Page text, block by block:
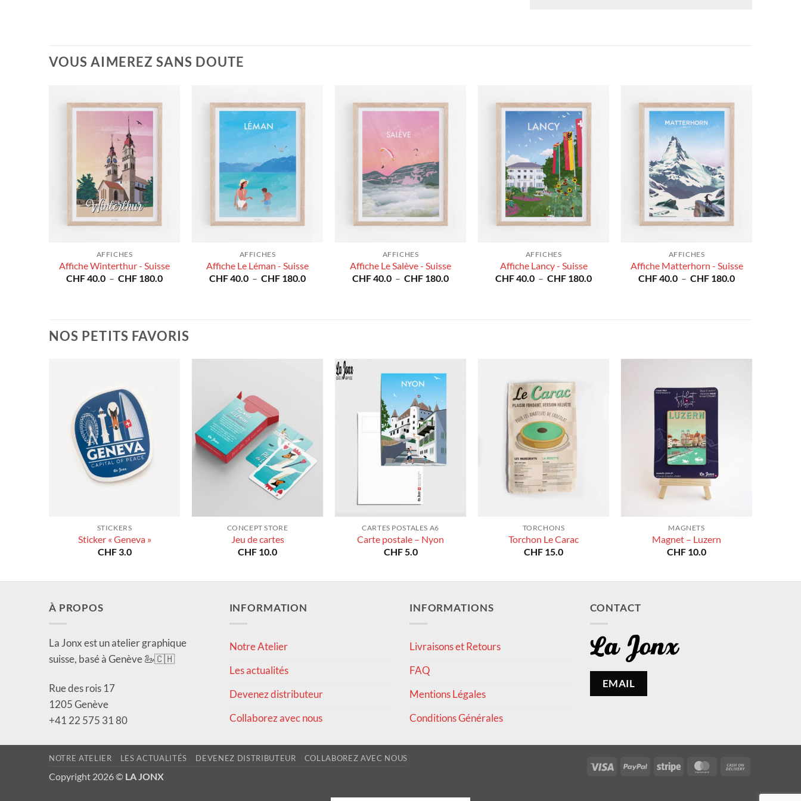
VOUS AIMEREZ SANS DOUTE
AFFICHES
Affiche Winterthur - Suisse
CHF40.0 – CHF 180.0Plage
AFFICHES
Affiche Le Léman - Suisse
CHF40.0 – CHF 180.0Plage
AFFICHES
Affiche Le Salève - Suisse
CHF40.0 – CHF 180.0Plage
AFFICHES
Affiche Lancy - Suisse
CHF40.0 – CHF 180.0Plage
AFFICHES
Affiche Matterhorn - Suisse
CHF40.0 – CHF 180.0Plage
CHF 180.0NOS PETITS FAVORIS
STICKERS
Sticker « Geneva »
CHF3.0
CONCEPT STORE
Jeu de cartes
CHF 10.0
CARTES POSTALES A6
Carte postale – Nyon
CHF5.0
TORCHONS
Torchon Le Carac
CHF 15.0
MAGNETS
Magnet – Luzern
CHF 10.0
À PROPOS
La Jonx est un atelier graphique
suisse, basé à Genève 🦢🇨🇭
Rue des rois 17
1205 Genève
+41 22 575 31 80
INFORMATION
Notre Atelier
Les actualités
Devenez distributeur
Collaborez avec nous
INFORMATIONS
Livraisons et Retours
FAQ
Mentions Légales
Conditions Générales
CONTACT
EMAIL
Visa PayPal Stripe MasterCard
Delivery
NOTRE ATELIER LES ACTUALITÉS DEVENEZ DISTRIBUTEUR COLLABOREZ AVEC NOUS
Copyright 2026 © LA JONX